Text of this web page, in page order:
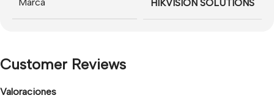
Marca HIKVISION SOLUTIONS
Customer Reviews
Valoraciones